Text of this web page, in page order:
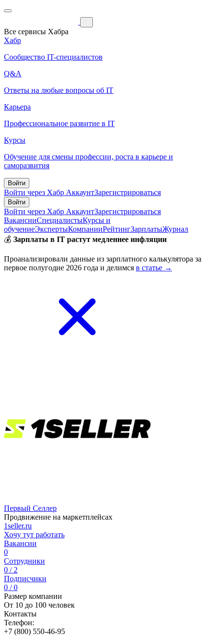
Все сервисы Хабра
Хабр
Сообщество IT-специалистов
Q&A
Ответы на любые вопросы об IT
Карьера
Профессиональное развитие в IT
Курсы
Обучение для смены профессии, роста в карьере и
саморазвития
Войти
Войти через Хабр АккаунтЗарегистрироваться
Войти
Войти через Хабр АккаунтЗарегистрироваться
ВакансииСпециалистыКурсы и
обучениеЭкспертыКомпанииРейтингЗарплатыЖурнал
💰 Зарплаты в IT растут медленнее инфляции
Проанализировали данные из зарплатного калькулятора за
первое полугодие 2026 года и делимся в статье →
Первый Селлер
Продвижение на маркетплейсах
1seller.ru
Хочу тут работать
Вакансии
0
Сотрудники
0 / 2
Подписчики
0 / 0
Размер компании
От 10 до 100 человек
Контакты
Телефон:
+7 (800) 550-46-95